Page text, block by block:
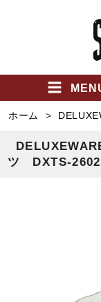
ホーム >
ツ DXTS-